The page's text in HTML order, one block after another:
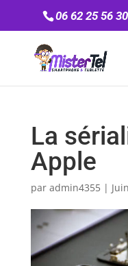
06 62 25 56 30
La
Apple
par admin4355|